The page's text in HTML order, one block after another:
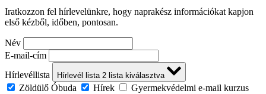
Iratkozzon fel hírlevelünkre, hogy naprakész információkat kapjon
első kézből, időben, pontosan.
Név
E-mail-cím
Hírlevéllista
Hírlevél lista 2 lista kiválasztva
Zöldülő Óbuda Hírek
Gyermekvédelmi e-mail kurzus